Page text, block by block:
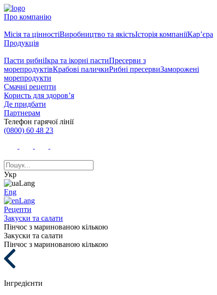
Про компанію
Місія та цінностіВиробництво та якістьІсторія компаніїКар’єра
Продукція
Пасти рибніІкра та ікорні пастиПресерви з
морепродуктівКрабові паличкиРибні пресервиЗаморожені
морепродукти
Смачні рецепти
Користь для здоров’я
Де придбати
Партнерам
Телефон гарячої лінії
(0800) 60 48 23
Укр
Eng
Рецепти
Закуски та салати
Пінчос з маринованою кількою
Закуски та салати
Пінчос з маринованою кількою
Інгредієнти